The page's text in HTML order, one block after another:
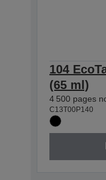
104
(65 ml)
4 500 pages
C13T00P140